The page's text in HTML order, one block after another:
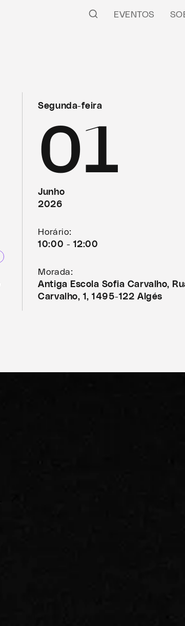
EVENTOS
Segunda-feira
01
Junho
2026
Horário:
10:00 - 12:00
Morada:
Antiga Escola Sofia Carvalho,
Carvalho, 1, 1495-122 Algés